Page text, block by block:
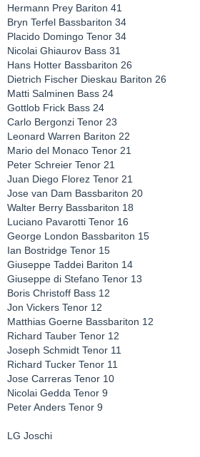
Hermann Prey Bariton 41
Bryn Terfel Bassbariton 34
Placido Domingo Tenor 34
Nicolai Ghiaurov Bass 31
Hans Hotter Bassbariton 26
Dietrich Fischer Dieskau Bariton 26
Matti Salminen Bass 24
Gottlob Frick Bass 24
Carlo Bergonzi Tenor 23
Leonard Warren Bariton 22
Mario del Monaco Tenor 21
Peter Schreier Tenor 21
Juan Diego Florez Tenor 21
Jose van Dam Bassbariton 20
Walter Berry Bassbariton 18
Luciano Pavarotti Tenor 16
George London Bassbariton 15
Ian Bostridge Tenor 15
Giuseppe Taddei Bariton 14
Giuseppe di Stefano Tenor 13
Boris Christoff Bass 12
Jon Vickers Tenor 12
Matthias Goerne Bassbariton 12
Richard Tauber Tenor 12
Joseph Schmidt Tenor 11
Richard Tucker Tenor 11
Jose Carreras Tenor 10
Nicolai Gedda Tenor 9
Peter Anders Tenor 9
LG Joschi